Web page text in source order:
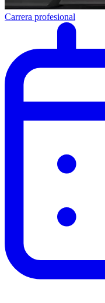
Carrera profesional